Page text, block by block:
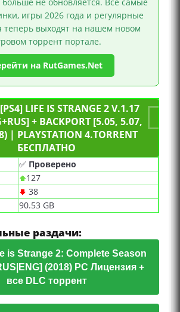
игры 2026 года и регулярные
теперь выходят на нашем новом
торрент портале.
на RutGames.Net
LIFE IS STRANGE 2 V.1.17
+ BACKPORT [5.05, 5.07,
| PLAYSTATION 4.TORRENT
БЕСПЛАТНО
✅ Проверено
127
38
90.53 GB
раздачи:
is Strange 2: Complete Season
(2018) PC Лицензия +
все DLC торрент